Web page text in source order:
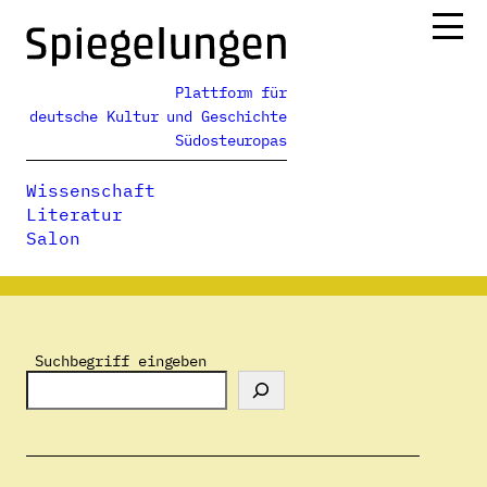
Inhalt
springen
Plattform für
deutsche Kultur und Geschichte
Südosteuropas
Wissenschaft
Literatur
Salon
Über uns
Podcasts
Suchbegriff eingeben
Datenschutzerkl
ärung